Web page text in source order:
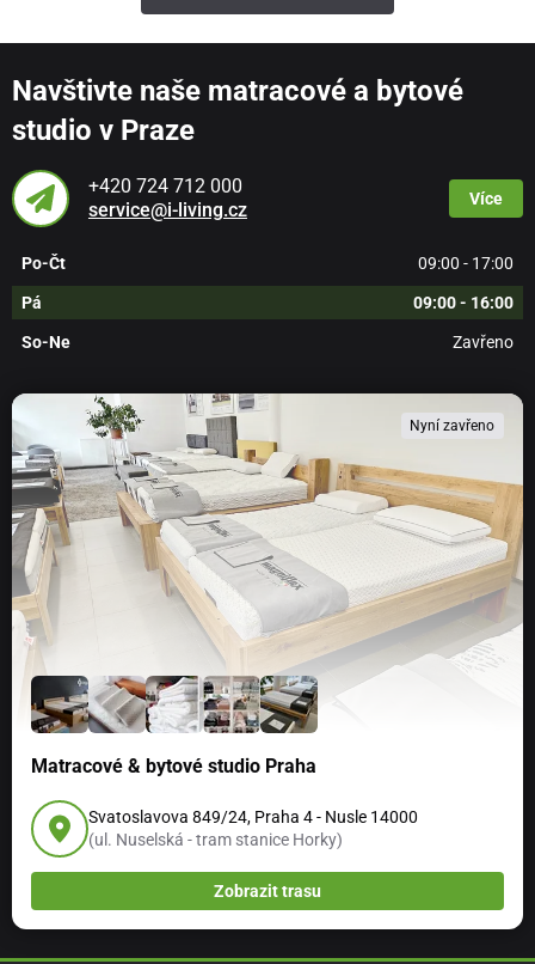
Navštivte naše matracové a bytové
studio v Praze
+420 724 712 000
service@i-living.cz
Více
Po-Čt 09:00 - 17:00
Pá 09:00 - 16:00
So-Ne Zavřeno
Nyní zavřeno
Matracové & bytové studio Praha
Svatoslavova 849/24, Praha 4 - Nusle 14000
(ul. Nuselská - tram stanice Horky)
Zobrazit trasu